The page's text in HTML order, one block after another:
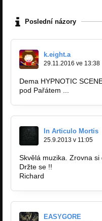
Poslední názory
k.eight.a
29.11.2016 ve 13:38
Dema HYPNOTIC
pod Pařátem ...
In Articulo Mortis
25.9.2013 v 11:05
Skvělá muzika. Zrovna
Držte se !!
Richard
EASYGORE